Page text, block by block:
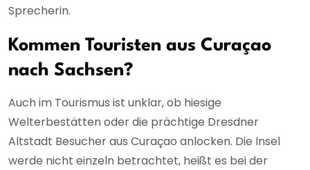
Sprecherin.
Kommen Touristen aus Curaçao
nach Sachsen?
Auch im Tourismus ist unklar, ob hiesige
Welterbestätten oder die prächtige Dresdner
Altstadt Besucher aus Curaçao anlocken. Die Insel
werde nicht einzeln betrachtet, heißt es bei der